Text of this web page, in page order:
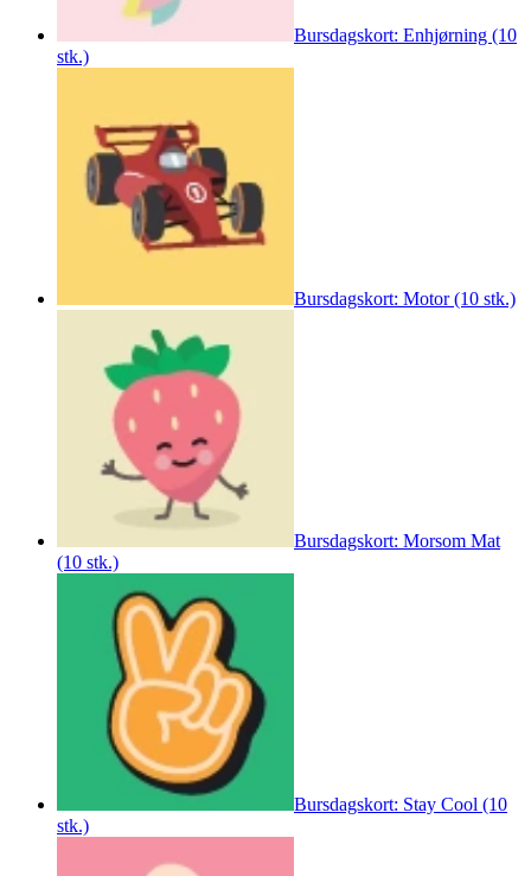
Bursdagskort: Enhjørning (10
stk.)
Bursdagskort: Motor (10 stk.)
Bursdagskort: Morsom Mat
(10 stk.)
Bursdagskort: Stay Cool (10
stk.)